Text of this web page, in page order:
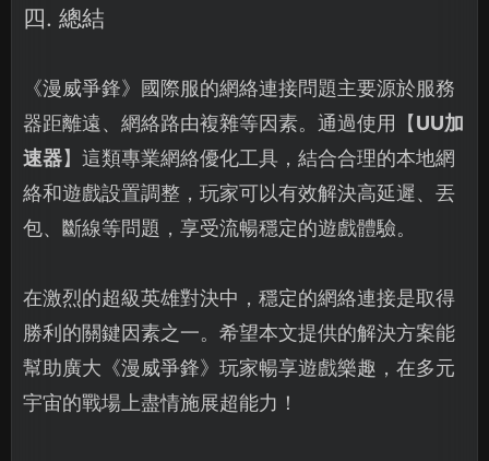
四. 總結
《漫威爭鋒》國際服的網絡連接問題主要源於服務
器距離遠、網絡路由複雜等因素。通過使用【UU加
速器】這類專業網絡優化工具，結合合理的本地網
絡和遊戲設置調整，玩家可以有效解決高延遲、丟
包、斷線等問題，享受流暢穩定的遊戲體驗。
在激烈的超級英雄對決中，穩定的網絡連接是取得
勝利的關鍵因素之一。希望本文提供的解決方案能
幫助廣大《漫威爭鋒》玩家暢享遊戲樂趣，在多元
宇宙的戰場上盡情施展超能力！